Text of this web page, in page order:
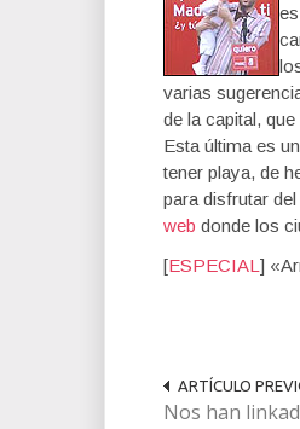
varias
de la capital,
Esta última es
tener playa, de
para disfrutar
web donde los
[ESPECIAL ]
ARTÍCULO
Nos han